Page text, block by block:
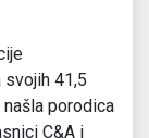
svojih 41,5
porodica
C&A i